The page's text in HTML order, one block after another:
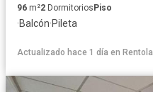
96 m²2 DormitoriosPiso
·Balcón·Pileta
Actualizado hace 1 día en Rentola